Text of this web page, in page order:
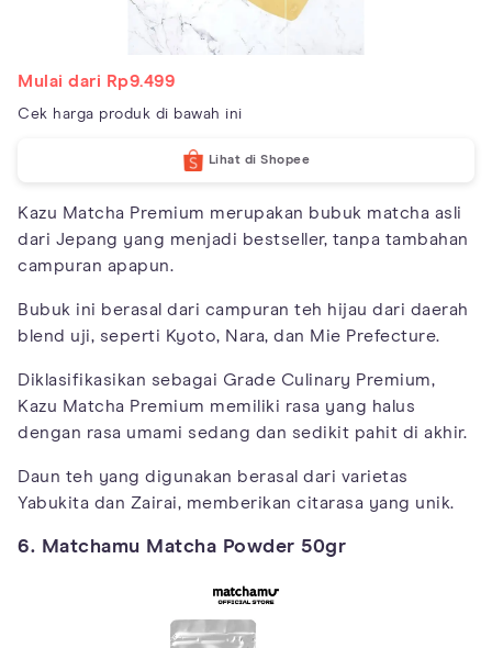
Mulai dari Rp9.499
Cek harga produk di bawah ini
Lihat di Shopee
Kazu Matcha Premium merupakan bubuk matcha asli
dari Jepang yang menjadi bestseller, tanpa tambahan
campuran apapun.
Bubuk ini berasal dari campuran teh hijau dari daerah
blend uji, seperti Kyoto, Nara, dan Mie Prefecture.
Diklasifikasikan sebagai Grade Culinary Premium,
Kazu Matcha Premium memiliki rasa yang halus
dengan rasa umami sedang dan sedikit pahit di akhir.
Daun teh yang digunakan berasal dari varietas
Yabukita dan Zairai, memberikan citarasa yang unik.
6. Matchamu Matcha Powder 50gr